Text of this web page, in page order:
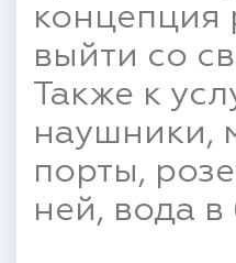
концепция
выйти со
Также к
наушники,
порты,
ней, вода